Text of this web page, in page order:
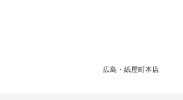
広島・紙屋町本店